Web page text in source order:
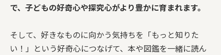
で、子どもの好奇心や探究心がより豊かに育まれます。
そして、好きなものに向かう気持ちを「もっと知りた
い！」という好奇心につなげて、本や図鑑を一緒に読ん